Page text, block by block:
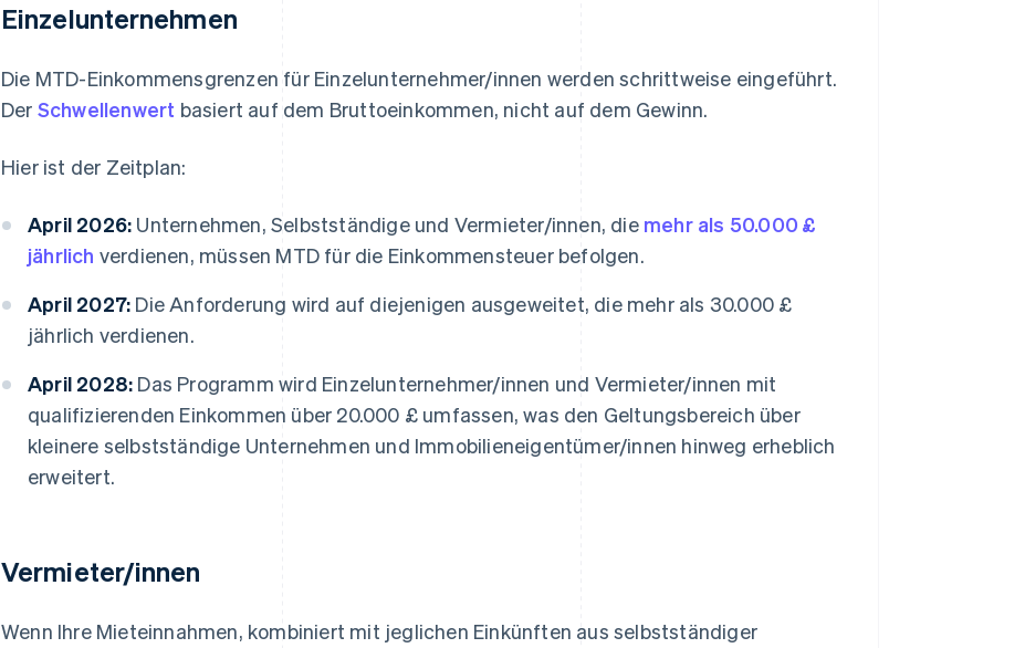
Einzelunternehmen
Die MTD-Einkommensgrenzen für Einzelunternehmer/innen werden schrittweise eingeführt.
Der Schwellenwert basiert auf dem Bruttoeinkommen, nicht auf dem Gewinn.
Hier ist der Zeitplan:
April 2026: Unternehmen, Selbstständige und Vermieter/innen, die mehr als 50.000 £
jährlich verdienen, müssen MTD für die Einkommensteuer befolgen.
April 2027: Die Anforderung wird auf diejenigen ausgeweitet, die mehr als 30.000 £
jährlich verdienen.
April 2028: Das Programm wird Einzelunternehmer/innen und Vermieter/innen mit
qualifizierenden Einkommen über 20.000 £ umfassen, was den Geltungsbereich über
kleinere selbstständige Unternehmen und Immobilieneigentümer/innen hinweg erheblich
erweitert.
Vermieter/innen
Wenn Ihre Mieteinnahmen, kombiniert mit jeglichen Einkünften aus selbstständiger